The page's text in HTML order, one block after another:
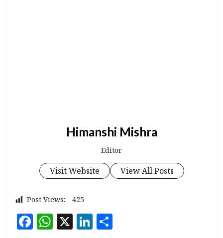
Himanshi Mishra
Editor
Visit Website View All Posts
Post Views: 425
Facebook
WhatsApp
X LinkedIn